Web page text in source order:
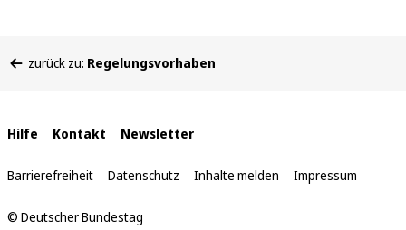
befinden
zurück zu: Regelungsvorhaben
Interne
Links
Hilfe Kontakt Newsletter
Barrierefreiheit Datenschutz Inhalte melden Impressum
© Deutscher Bundestag